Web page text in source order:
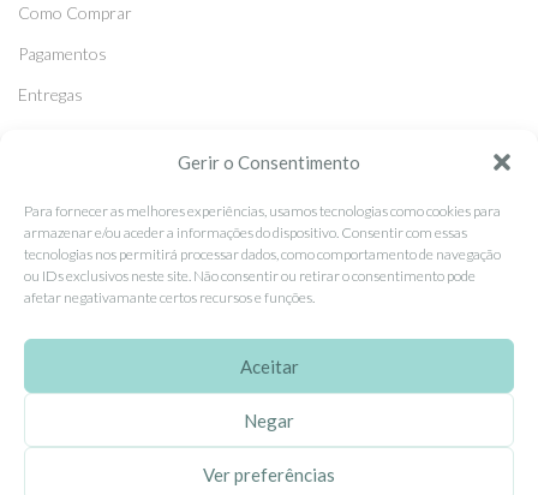
Gerir o Consentimento
Para fornecer as melhores experiências, usamos tecnologias como cookies para
armazenar e/ou aceder a informações do dispositivo. Consentir com essas
tecnologias nos permitirá processar dados, como comportamento de navegação
ou IDs exclusivos neste site. Não consentir ou retirar o consentimento pode
afetar negativamante certos recursos e funções.
Aceitar
Negar
Ver preferências
Como Comprar
Pagamentos
Entregas
SEGUE-NOS
Facebook
Instagram
Pinterest